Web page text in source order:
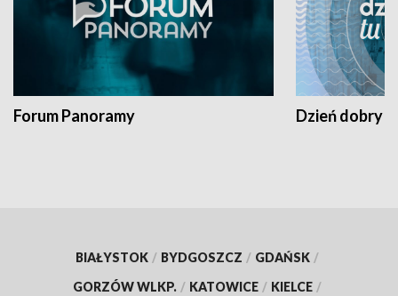
Forum Panoramy Dzień dobry
BIAŁYSTOK / BYDGOSZCZ / GDAŃSK /
GORZÓW WLKP. / KATOWICE / KIELCE /